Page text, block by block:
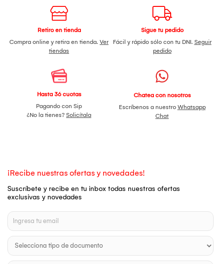
Retiro en tienda
Compra online y retira en tienda. Ver
tiendas
Sigue tu pedido
Fácil y rápido sólo con tu DNI. Seguir
pedido
Hasta 36 cuotas
Pagando con Sip
¿No la tienes? Solicítala
Chatea con nosotros
Escríbenos a nuestro Whatsapp
Chat
¡Recibe nuestras ofertas y novedades!
Suscríbete y recibe en tu inbox todas nuestras ofertas
exclusivas y novedades